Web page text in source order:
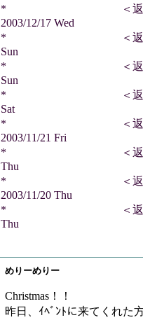
* ＜返信＞ ジャ
2003/12/17 Wed
* ＜返信＞ 遊民
Sun
* ＜返信＞ どれみ
Sun
* ＜返信＞ 雷神王
Sat
* ＜返信＞ ジャ
2003/11/21 Fri
* ＜返信＞ あき
Thu
* ＜返信＞
2003/11/20 Thu
* ＜返信＞ 雷神王
Thu
めりーめりー
Christmas！！
昨日、ｲﾍﾞﾝﾄに来てくれた